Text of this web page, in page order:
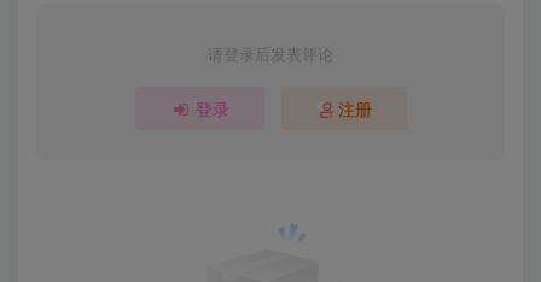
请登录后发表评论
登录 注册